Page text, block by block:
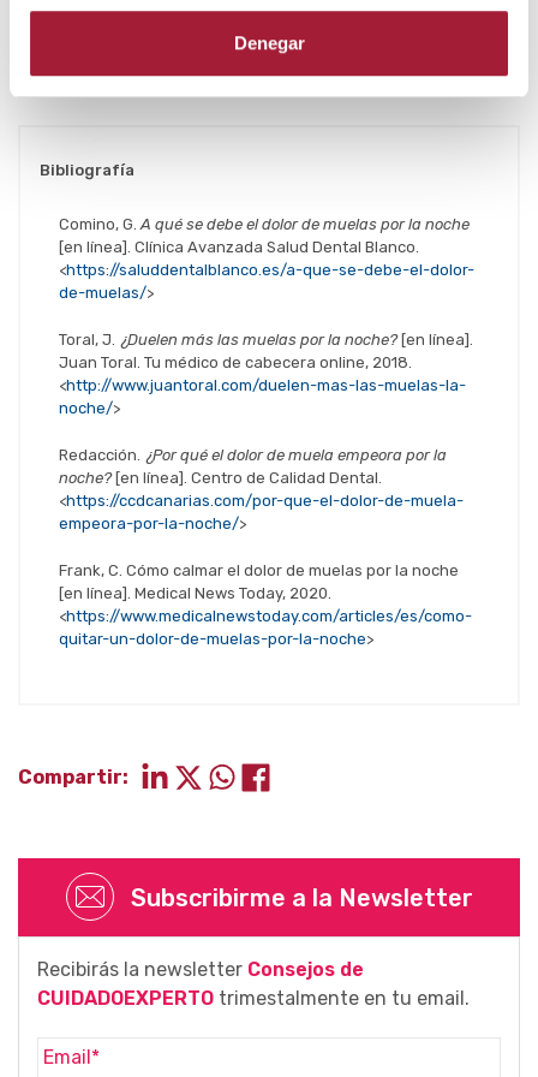
Denegar
Autor: Laboratorios Viñas, departamento de
Bibliografía
Comino, G. A qué se debe el dolor de muelas por la noche
[en línea]. Clínica Avanzada Salud Dental Blanco.
<https://saluddentalblanco.es/a-que-se-debe-el-dolor-
de-muelas/>
Toral, J. ¿Duelen más las muelas por la noche?[en línea].
Juan Toral. Tu médico de cabecera online, 2018.
<http://www.juantoral.com/duelen-mas-las-muelas-la-
noche/>
Redacción. ¿Por qué el dolor de muela empeora por la
noche?[en línea]. Centro de Calidad Dental.
<https://ccdcanarias.com/por-que-el-dolor-de-muela-
empeora-por-la-noche/>
Frank, C. Cómo calmar el dolor de muelas por la noche
[en línea]. Medical News Today, 2020.
<https://www.medicalnewstoday.com/articles/es/como-
quitar-un-dolor-de-muelas-por-la-noche>
Compartir:
Subscribirme a la Newsletter
Recibirás la newsletter Consejos de
CUIDADOEXPERTO trimestalmente en tu email.